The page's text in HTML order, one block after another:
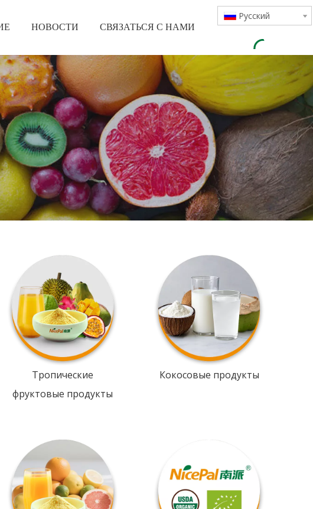
НОВОСТИ СВЯЗАТЬСЯ С НАМИ
Pусский
Тропические
фруктовые продукты
Кокосовые продукты